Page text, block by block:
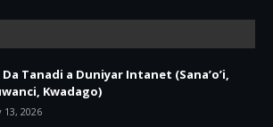
Da Tanadi a Duniyar Intanet (Sana’o’i,
Kwadago)
13, 2026